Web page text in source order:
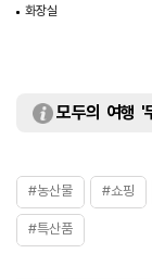
화장실
모두의 여행 '
#농산물 #쇼핑
#특산품